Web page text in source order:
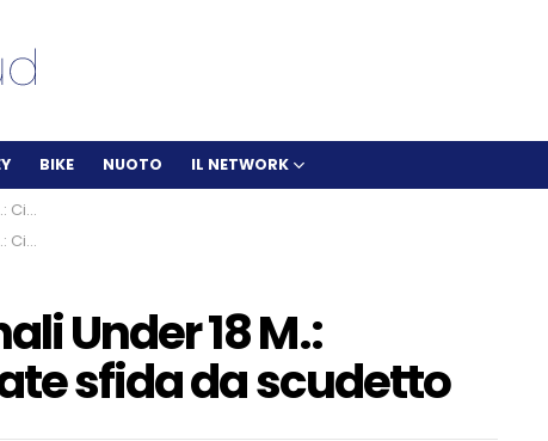
BIKE NUOTO IL NETWORK
Under 18 M.:
sfida da scudetto